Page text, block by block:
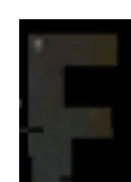
spaziare con i
Per farvi un
troppi libri
che non è sempre
causa per il mio
nessun giorno
Spero che la